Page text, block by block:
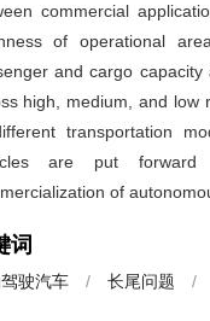
commercial
of operational
and cargo
high, medium, and low
transportation
are put forward
of
词
驶汽车 / 长尾问题 /